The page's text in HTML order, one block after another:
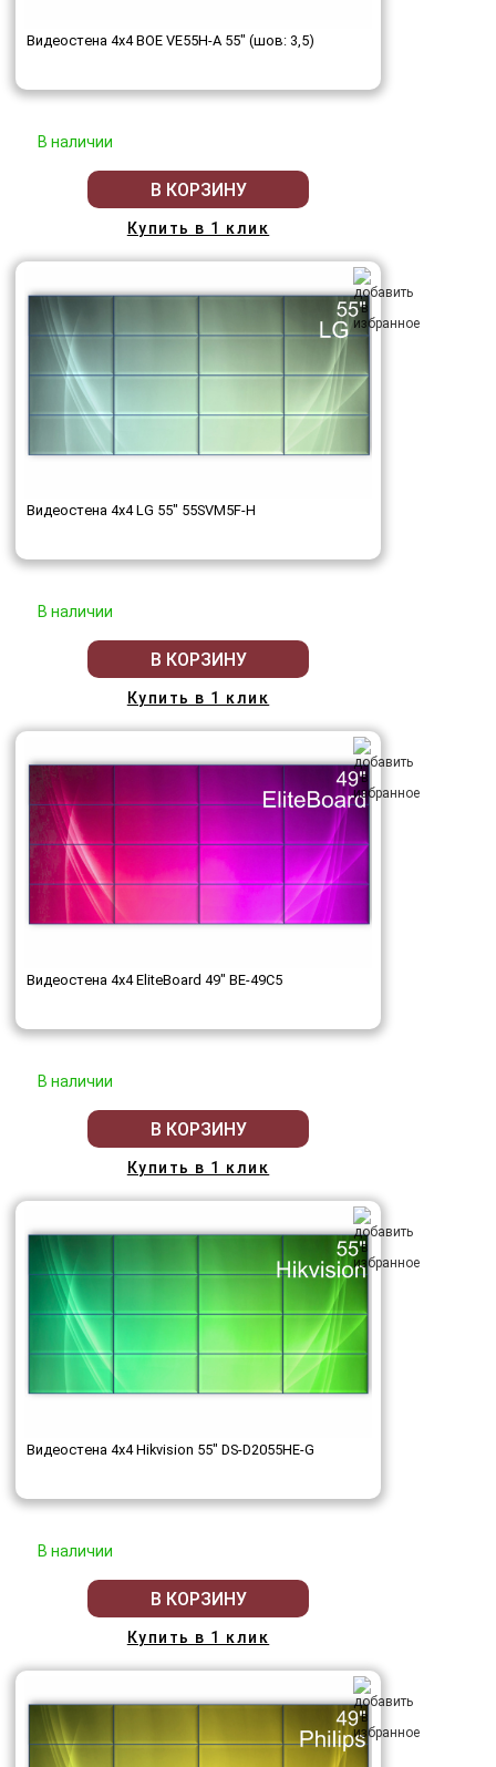
Видеостена 4x4 BOE VE55H-A 55" (шов: 3,5)
В наличии
В КОРЗИНУ
Купить в 1 клик
Видеостена 4x4 LG 55" 55SVM5F-H
В наличии
В КОРЗИНУ
Купить в 1 клик
Видеостена 4x4 EliteBoard 49" BE-49C5
В наличии
В КОРЗИНУ
Купить в 1 клик
Видеостена 4x4 Hikvision 55" DS-D2055HE-G
В наличии
В КОРЗИНУ
Купить в 1 клик